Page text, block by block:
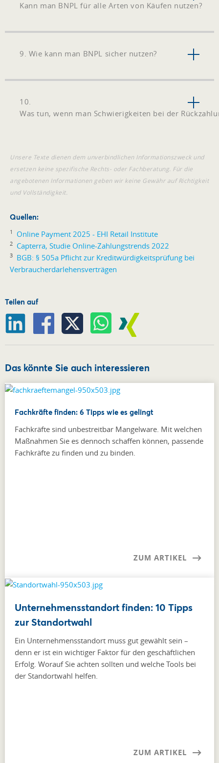
Kann man BNPL für alle Arten von Käufen nutzen?
9. Wie kann man BNPL sicher nutzen?
10.
Was tun, wenn man Schwierigkeiten bei der
Unsere Texte dienen dem unverbindlichen Informationszweck und
ersetzen keine spezifische Rechts- oder Fachberatung. Für die
angebotenen Informationen geben wir keine Gewähr auf Richtigkeit
und Vollständigkeit.
Quellen:
1 Online Payment 2025 - EHI Retail Institute
2 Capterra, Studie Online-Zahlungstrends 2022
3 BGB: § 505a Pflicht zur Kreditwürdigkeitsprüfung bei
Verbraucherdarlehensverträgen
Teilen auf
Das könnte Sie auch interessieren
Fachkräfte finden: 6 Tipps wie es gelingt
Fachkräfte sind unbestreitbar Mangelware. Mit welchen
Maßnahmen Sie es dennoch schaffen können, passende
Fachkräfte zu finden und zu binden.
ZUM ARTIKEL
Unternehmensstandort finden: 10 Tipps
zur Standortwahl
Ein Unternehmensstandort muss gut gewählt sein –
denn er ist ein wichtiger Faktor für den geschäftlichen
Erfolg. Worauf Sie achten sollten und welche Tools bei
der Standortwahl helfen.
ZUM ARTIKEL